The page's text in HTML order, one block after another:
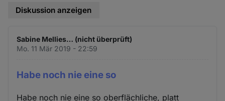
Diskussion anzeigen
Sabine Mellies… (nicht überprüft)
Mo. 11 Mär 2019 - 22:59
Habe noch nie eine so
Habe noch nie eine so oberflächliche, platt